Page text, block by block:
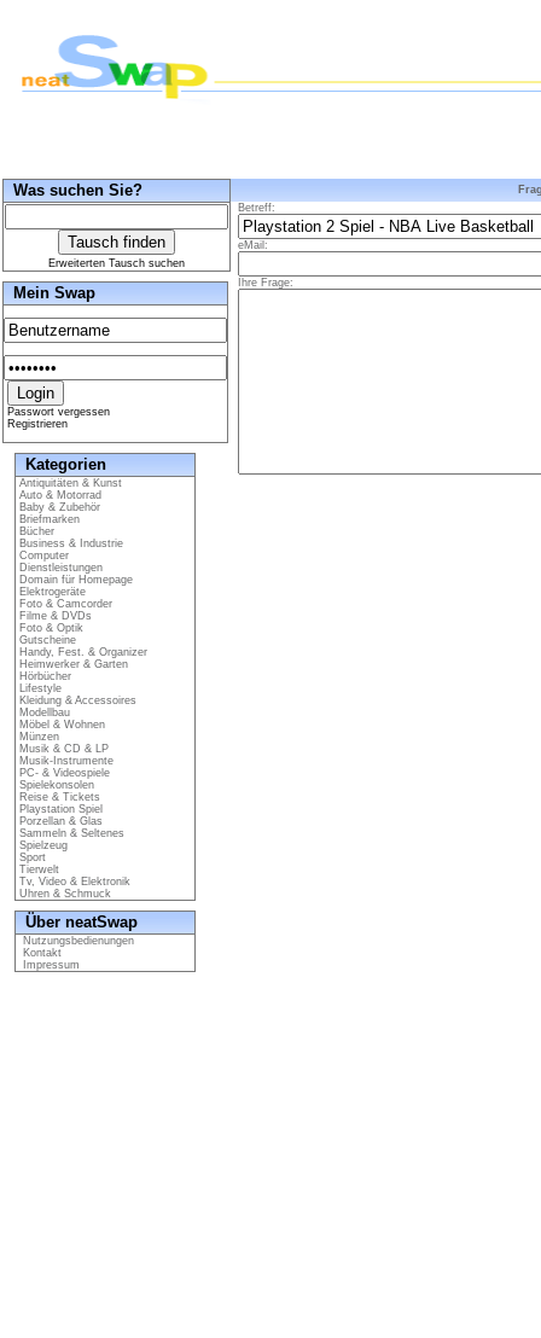
Was suchen Sie?
Erweiterten Tausch suchen
Mein Swap
Passwort vergessen
Registrieren
Kategorien
Antiquitäten & Kunst
Auto & Motorrad
Baby & Zubehör
Briefmarken
Bücher
Business & Industrie
Computer
Dienstleistungen
Domain für Homepage
Elektrogeräte
Foto & Camcorder
Filme & DVDs
Foto & Optik
Gutscheine
Handy, Fest. & Organizer
Heimwerker & Garten
Hörbücher
Lifestyle
Kleidung & Accessoires
Modellbau
Möbel & Wohnen
Münzen
Musik & CD & LP
Musik-Instrumente
PC- & Videospiele
Spielekonsolen
Reise & Tickets
Playstation Spiel
Porzellan & Glas
Sammeln & Seltenes
Spielzeug
Sport
Tierwelt
Tv, Video & Elektronik
Uhren & Schmuck
Über neatSwap
Nutzungsbedienungen
Kontakt
Impressum
Betreff:
eMail:
Ihre Frage: